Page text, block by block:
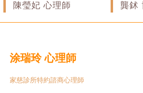
陳瑩妃 心理師
龔鉥
涂瑞玲 心理師
家慈診所特約諮商心理師